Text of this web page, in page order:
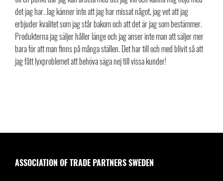
det jag har. Jag känner inte att jag har missatnågot, jag vet att jag
erbjuderkvalitet som jag står bakom och att det är jag som bestämmer.
Produkterna jag säljer håller länge och jag anser inte man att säljer mer
bara för att man finns på många ställen. Det har till och med blivit så att
jag fått lyxproblemet att behöva säga nej till vissa kunder!
ASSOCIATION OF TRADE PARTNERS SWEDEN